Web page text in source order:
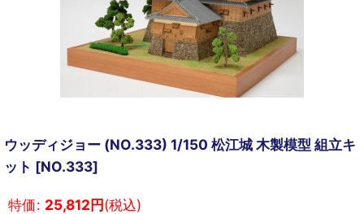
ウッディジョー (NO.333) 1/150 松江城 木製模型 組立キ
ット [NO.333]
特価: 25,812円(税込)